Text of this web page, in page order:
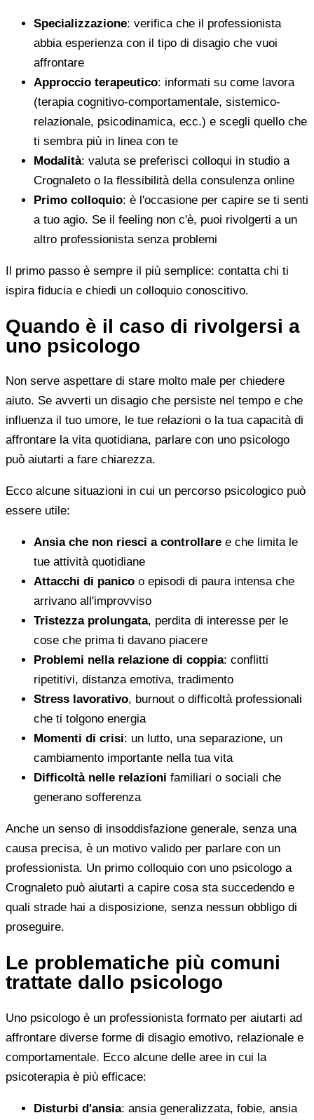
Specializzazione: verifica che il professionista
abbia esperienza con il tipo di disagio che vuoi
affrontare
Approccio terapeutico: informati su come lavora
(terapia cognitivo-comportamentale, sistemico-
relazionale, psicodinamica, ecc.) e scegli quello che
ti sembra più in linea con te
Modalità: valuta se preferisci colloqui in studio a
Crognaleto o la flessibilità della consulenza online
Primo colloquio: è l'occasione per capire se ti senti
a tuo agio. Se il feeling non c'è, puoi rivolgerti a un
altro professionista senza problemi
Il primo passo è sempre il più semplice: contatta chi ti
ispira fiducia e chiedi un colloquio conoscitivo.
Quando è il caso di rivolgersi a
uno psicologo
Non serve aspettare di stare molto male per chiedere
aiuto. Se avverti un disagio che persiste nel tempo e che
influenza il tuo umore, le tue relazioni o la tua capacità di
affrontare la vita quotidiana, parlare con uno psicologo
può aiutarti a fare chiarezza.
Ecco alcune situazioni in cui un percorso psicologico può
essere utile:
Ansia che non riesci a controllare e che limita le
tue attività quotidiane
Attacchi di panico o episodi di paura intensa che
arrivano all'improvviso
Tristezza prolungata, perdita di interesse per le
cose che prima ti davano piacere
Problemi nella relazione di coppia: conflitti
ripetitivi, distanza emotiva, tradimento
Stress lavorativo, burnout o difficoltà professionali
che ti tolgono energia
Momenti di crisi: un lutto, una separazione, un
cambiamento importante nella tua vita
Difficoltà nelle relazioni familiari o sociali che
generano sofferenza
Anche un senso di insoddisfazione generale, senza una
causa precisa, è un motivo valido per parlare con un
professionista. Un primo colloquio con uno psicologo a
Crognaleto può aiutarti a capire cosa sta succedendo e
quali strade hai a disposizione, senza nessun obbligo di
proseguire.
Le problematiche più comuni
trattate dallo psicologo
Uno psicologo è un professionista formato per aiutarti ad
affrontare diverse forme di disagio emotivo, relazionale e
comportamentale. Ecco alcune delle aree in cui la
psicoterapia è più efficace:
Disturbi d'ansia: ansia generalizzata, fobie, ansia